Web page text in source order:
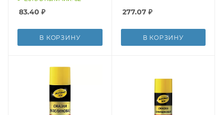
83.40 ₽
В КОРЗИНУ
277.07₽
В КОРЗИНУ